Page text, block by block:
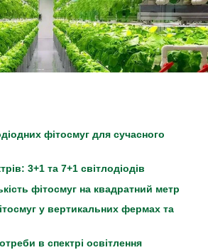
фітосмуг для сучасного
3+1 та 7+1 світлодіодів
фітосмуг на квадратний метр
у вертикальних фермах та
в спектрі освітлення